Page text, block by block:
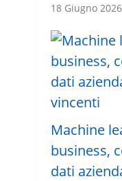
18 Giugno 2026
Machine
business,
dati